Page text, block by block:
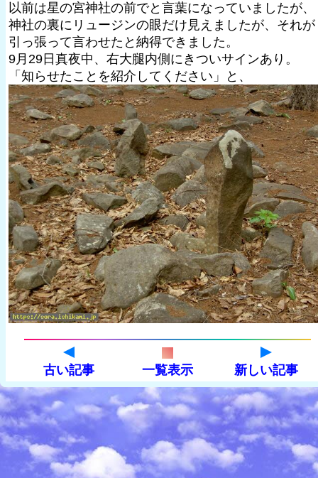
以前は星の宮神社の前でと言葉になっていましたが、
神社の裏にリュージンの眼だけ見えましたが、それが
引っ張って言わせたと納得できました。
9月29日真夜中、右大腿内側にきついサインあり。
「知らせたことを紹介してください」と、
古い記事 一覧表示 新しい記事